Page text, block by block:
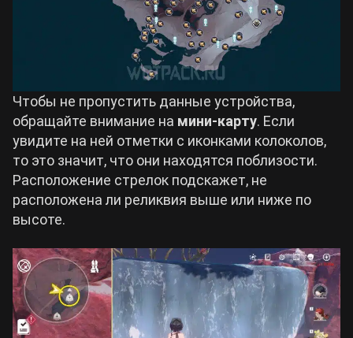
Чтобы не пропустить данные устройства,
обращайте внимание на мини-карту. Если
увидите на ней отметки с иконками колоколов,
то это значит, что они находятся поблизости.
Расположение стрелок подскажет, не
расположена ли реликвия выше или ниже по
высоте.